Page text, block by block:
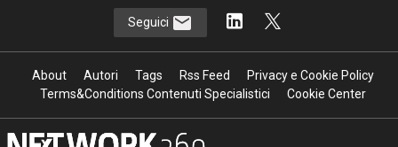
Seguici
About Autori Tags Rss Feed
Privacy e Cookie Policy
Terms&Conditions Contenuti Specialistici
Cookie Center